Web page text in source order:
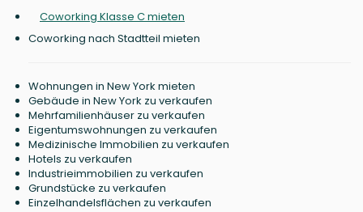
Coworking Klasse C mieten
Coworking nach Stadtteil mieten
Wohnungen in New York mieten
Gebäude in New York zu verkaufen
Mehrfamilienhäuser zu verkaufen
Eigentumswohnungen zu verkaufen
Medizinische Immobilien zu verkaufen
Hotels zu verkaufen
Industrieimmobilien zu verkaufen
Grundstücke zu verkaufen
Einzelhandelsflächen zu verkaufen